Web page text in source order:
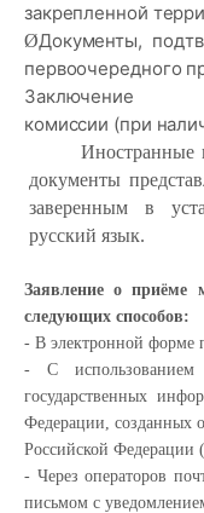
закрепленной
ØДокументы,
первоочередного
Заключение
комиссии (при
Иностранные
документы
заверенным в
русский язык.
Заявление о
следующих способов:
- В электронной форме
- С использованием
государственных
Федерации, созданных
Российской
- Через операторов
письмом с